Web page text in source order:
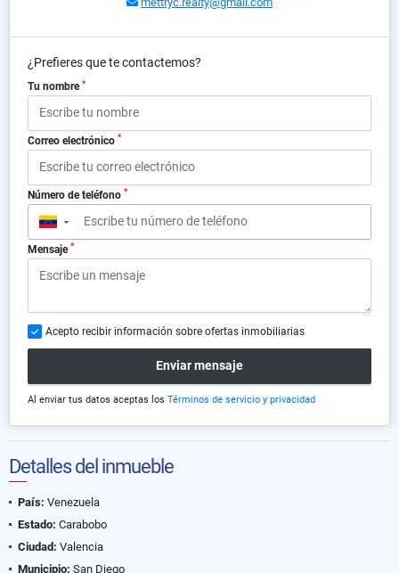
¿Prefieres que te contactemos?
Tu nombre *
Correo electrónico *
Número de teléfono *
▼
Mensaje *
Acepto recibir información sobre ofertas inmobiliarias
Enviar mensaje
Al enviar tus datos aceptas los Términos de servicio y privacidad
Detalles del inmueble
País: Venezuela
Estado: Carabobo
Ciudad: Valencia
Municipio: San Diego